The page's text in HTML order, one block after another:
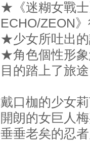
★《迷糊女戰
ECHO/ZEON
★少女所吐出
★角色個性形象
目的踏上了旅
戴口枷的少女
開朗的女巨人
垂垂老矣的忍